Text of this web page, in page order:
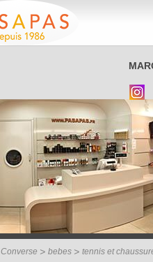
Converse bebes tennis et